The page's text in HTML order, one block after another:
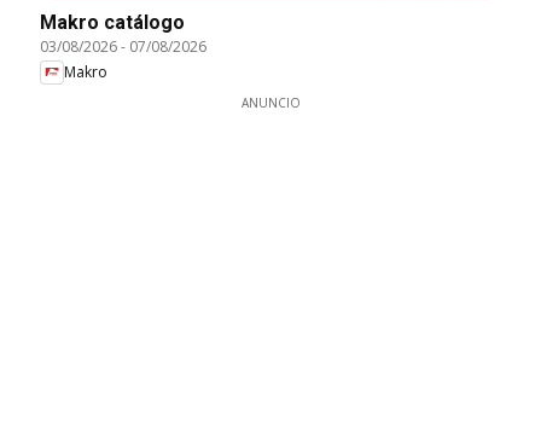
Makro catálogo
03/08/2026- 07/08/2026
Makro
ANUNCIO